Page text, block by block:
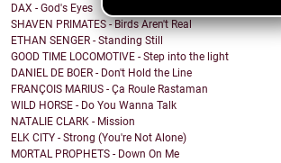
DAX - God's Eyes
SHAVEN PRIMATES - Birds Aren't Real
ETHAN SENGER - Standing Still
GOOD TIME LOCOMOTIVE - Step into the light
DANIEL DE BOER - Don't Hold the Line
FRANÇOIS MARIUS - Ça Roule Rastaman
WILD HORSE - Do You Wanna Talk
NATALIE CLARK - Mission
ELK CITY - Strong (You're Not Alone)
MORTAL PROPHETS - Down On Me